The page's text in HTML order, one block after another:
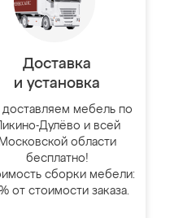
Доставка
и установка
мебель по
Дулёво и всей
Московской области
бесплатно!
сборки мебели:
от стоимости заказа.